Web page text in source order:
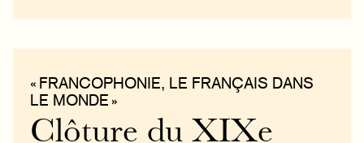
« FRANCOPHONIE, LE FRANÇAIS DANS
LE MONDE »
Clôture du XIXe